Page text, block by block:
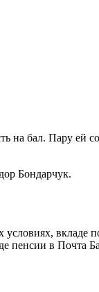
на бал. Пару ей
Бондарчук.
условиях, вкладе
пенсии в Почта